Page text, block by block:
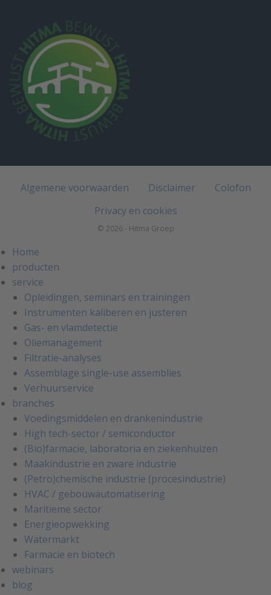
Algemene voorwaarden Disclaimer
Colofon
Privacy en cookies
© 2026 - Hitma Groep
Home
producten
service
Opleidingen, seminars en trainingen
Instrumenten kaliberen en justeren
Gas- en vlamdetectie
Oliemanagement
Filtratie-analyses
Assemblage single-use assemblies
Verhuurservice
branches
Voedingsmiddelen en drankenindustrie
High tech-sector / semiconductor
(Bio)farmacie, laboratoria en ziekenhuizen
Maakindustrie en zware industrie
(Petro)chemische industrie (procesindustrie)
HVAC / gebouwautomatisering
Maritieme sector
Energieopwekking
Watermarkt
Farmacie en biotech
webinars
blog